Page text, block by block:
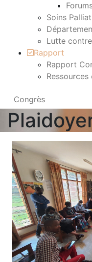
Soins
Lutte
Rapport
Rapport
Congrès